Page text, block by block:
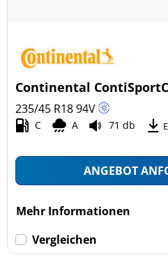
Continental
235/45 R1894V
C A 71 db
ANGEBOT
Mehr Informationen
Vergleichen